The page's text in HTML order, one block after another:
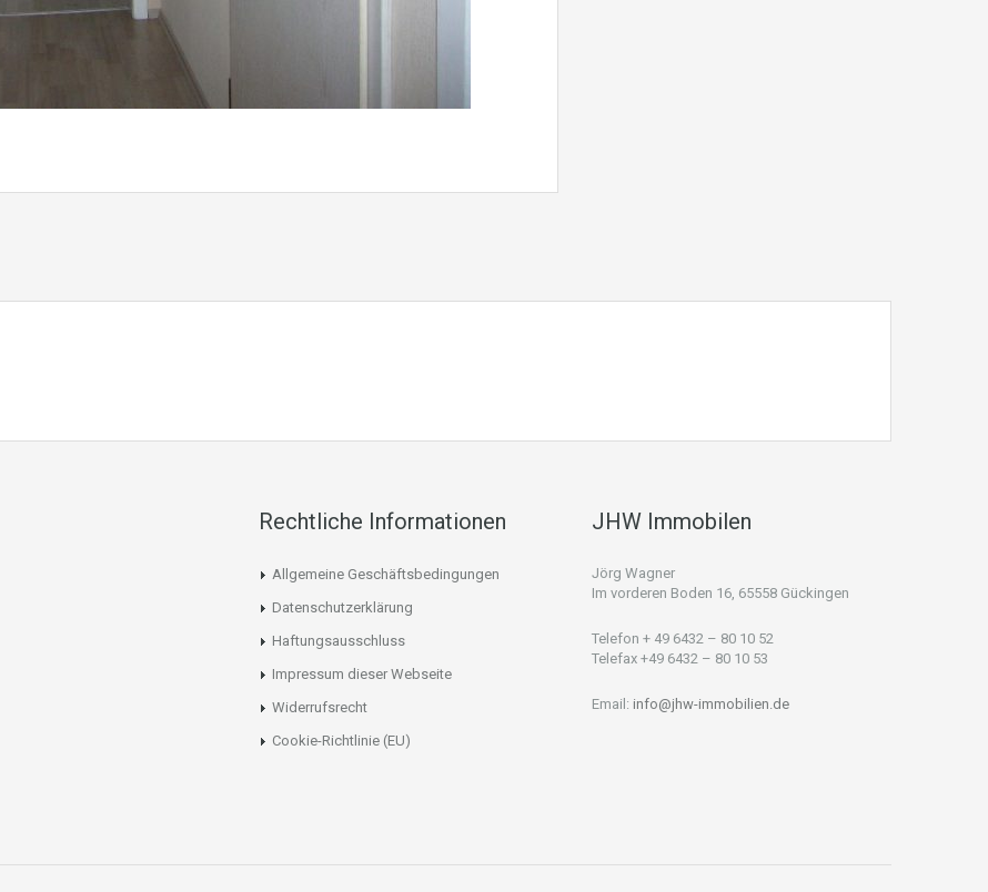
Rechtliche Informationen
Allgemeine Geschäftsbedingungen
Datenschutzerklärung
Haftungsausschluss
Impressum dieser Webseite
Widerrufsrecht
Cookie-Richtlinie (EU)
JHW Immobilen
Jörg Wagner
Im vorderen Boden 16, 65558 Gückingen
Telefon + 49 6432 – 80 10 52
Telefax +49 6432 – 80 10 53
Email: info@jhw-immobilien.de